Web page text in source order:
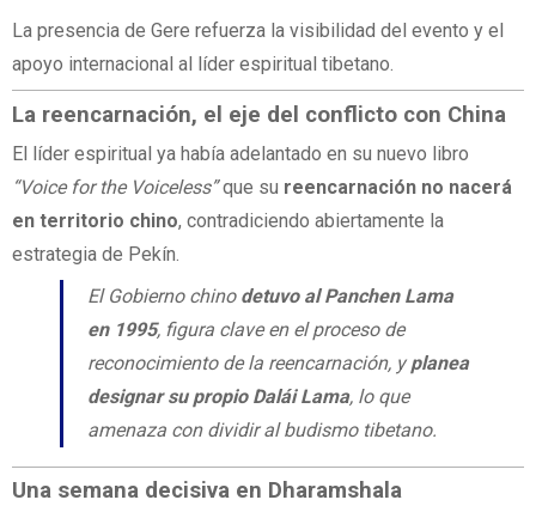
La presencia de Gere refuerza la visibilidad del evento y el
apoyo internacional al líder espiritual tibetano.
La reencarnación, el eje del conflicto con China
El líder espiritual ya había adelantado en su nuevo libro
“Voice for the Voiceless”que su reencarnación no nacerá
en territorio chino, contradiciendo abiertamente la
estrategia de Pekín.
El Gobierno chino detuvo al Panchen Lama
en 1995, figura clave en el proceso de
reconocimiento de la reencarnación, yplanea
designar su propio Dalái Lama, lo que
amenaza con dividir al budismo tibetano.
Una semana decisiva en Dharamshala